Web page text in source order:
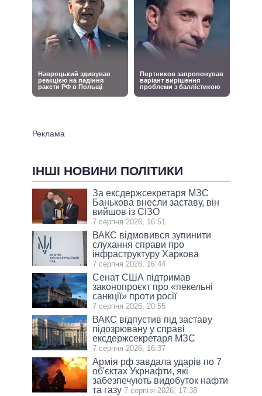
ІНШІ НОВИНИ ПОЛІТИКИ
За ексдержсекретаря МЗС
Банькова внесли заставу, він
вийшов із СІЗО
7 серпня 2026, 16:51
ВАКС відмовився зупинити
слухання справи про
інфраструктуру Харкова
7 серпня 2026, 16:44
Сенат США підтримав
законопроєкт про «пекельні
санкції» проти росії
7 серпня 2026, 20:55
ВАКС відпустив під заставу
підозрювану у справі
ексдержсекретаря МЗС
7 серпня 2026, 16:37
Армія рф завдала ударів по 7
об'єктах Укрнафти, які
забезпечують видобуток нафти
та газу 7 серпня 2026, 17:38